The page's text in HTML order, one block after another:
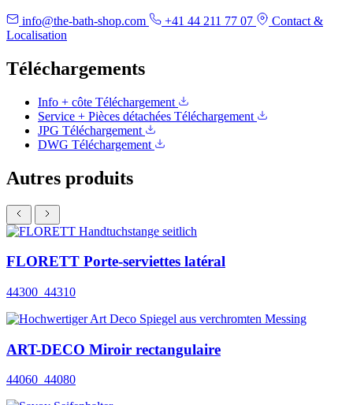
info@the-bath-shop.com +41 44 211 77 07
Contact &
Localisation
Téléchargements
Info + côte Téléchargement
Service + Pièces détachées Téléchargement
JPG Téléchargement
DWG Téléchargement
Autres produits
FLORETT Porte-serviettes latéral
44300_44310
ART-DECO Miroir rectangulaire
44060_44080